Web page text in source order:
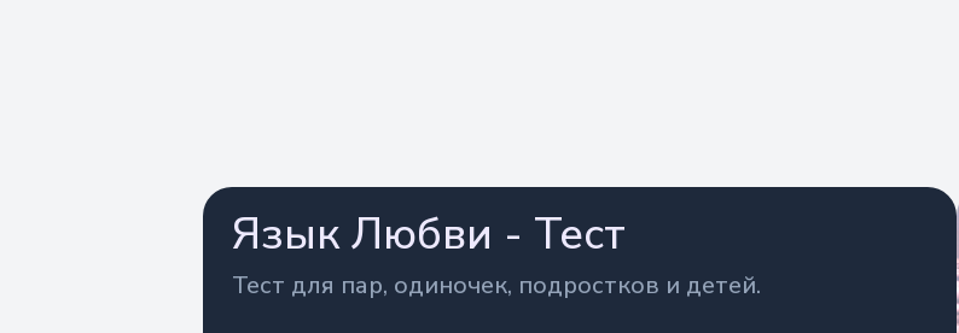
Язык Любви - Тест
Тест для пар, одиночек, подростков и детей.